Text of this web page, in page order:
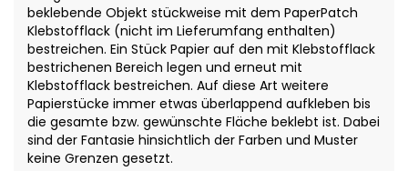
beklebende Objekt stückweise mit dem PaperPatch
Klebstofflack (nicht im Lieferumfang enthalten)
bestreichen. Ein Stück Papier auf den mit Klebstofflack
bestrichenen Bereich legen und erneut mit
Klebstofflack bestreichen. Auf diese Art weitere
Papierstücke immer etwas überlappend aufkleben bis
die gesamte bzw. gewünschte Fläche beklebt ist. Dabei
sind der Fantasie hinsichtlich der Farben und Muster
keine Grenzen gesetzt.